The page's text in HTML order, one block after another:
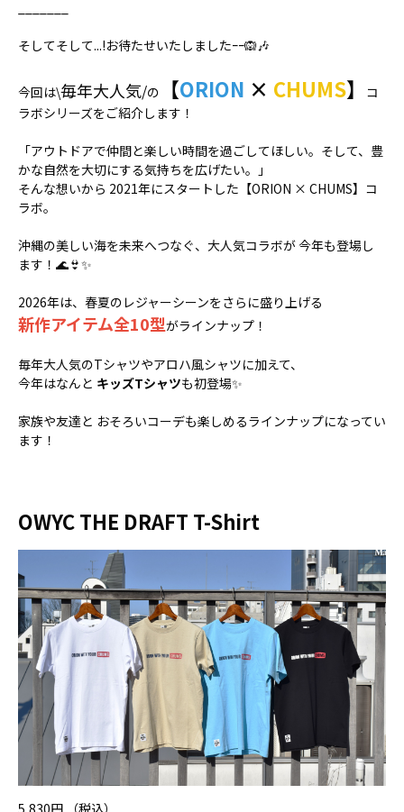
そしてそして...!お待たせいたしましたｰｰ🙉🎶
今回は\毎年大人気/の 【ORION × CHUMS】
コ
ラボシリーズをご紹介します！
「アウトドアで仲間と楽しい時間を過ごしてほしい。そして、豊
かな自然を大切にする気持ちを広げたい。」
そんな想いから 2021年にスタートした【ORION × CHUMS】コ
ラボ。
沖縄の美しい海を未来へつなぐ、大人気コラボが 今年も登場し
ます！🌊👙✨
2026年は、春夏のレジャーシーンをさらに盛り上げる
新作アイテム全10型がラインナップ！
毎年大人気のTシャツやアロハ風シャツに加えて、
今年はなんと キッズTシャツも初登場✨
家族や友達と おそろいコーデも楽しめるラインナップになってい
ます！
OWYC THE DRAFT T-Shirt
5,830円 （税込）